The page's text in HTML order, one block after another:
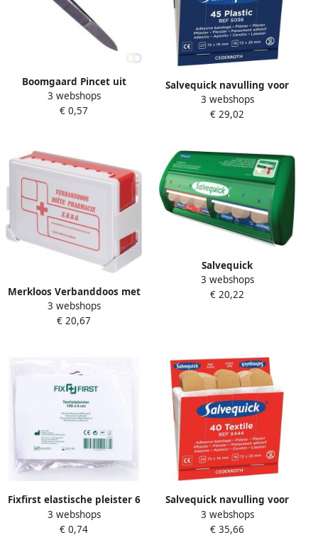
Boomgaard Pincet uit
roestvrij staal 9 cm
3 webshops
€ 0,57
Salvequick navulling voor
pleisterautomaat plastic
pleisters pak van 6
3 webshops
€ 29,02
Merkloos Verbanddoos met
muurbevestiging
3 webshops
€ 20,67
Salvequick
pleisterautomaat inclusief
45 plastic pleisters en 40
3 webshops
€ 20,22
Fixfirst elastische pleister 6
cm x 1 m
3 webshops
€ 0,74
Salvequick navulling voor
pleisterautomaat elastische
pleisters pak van 6
3 webshops
€ 35,66